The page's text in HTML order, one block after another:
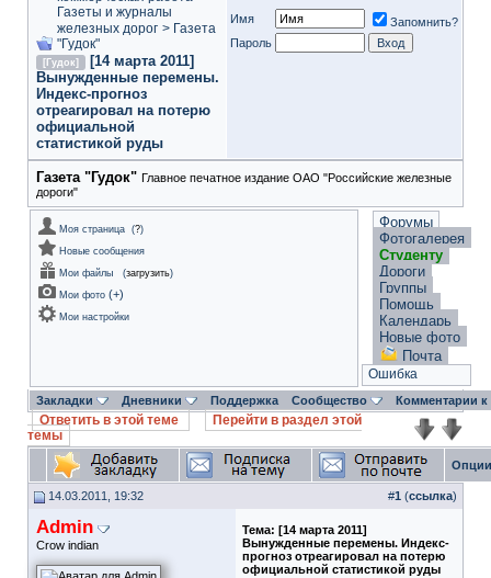
Газеты и журналы
железных дорог > Газета
"Гудок"
[Гудок]
[14 марта 2011]
Вынужденные перемены.
Индекс-прогноз
отреагировал на потерю
официальной
статистикой руды
Имя
Запомнить?
Пароль
Газета "Гудок" Главное печатное издание ОАО "Российские железные
дороги"
Моя страница (?)
Новые сообщения
Мои файлы
(загрузить)
Мои фото (+)
Мои настройки
Форумы
Фотогалерея
Студенту
Дороги
Группы
Помощь
Календарь
Новые фото
Почта
Ошибка
Закладки Дневники Поддержка Сообщество Комментарии
Ответить в этой теме
Перейти в раздел этой
темы
14.03.2011, 19:32 #1 (ссылка)
Admin
Crow indian
Тема: [14 марта 2011]
Вынужденные перемены. Индекс-
прогноз отреагировал на потерю
официальной статистикой руды